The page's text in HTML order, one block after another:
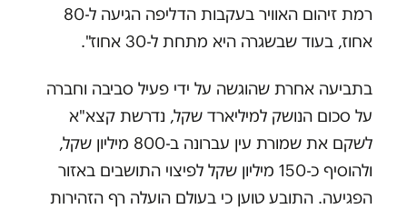
רמת זיהום האוויר בעקבות הדליפה הגיעה ל-80
אחוז, בעוד שבשגרה היא מתחת ל-30 אחוז".
בתביעה אחרת שהוגשה על ידי פעיל סביבה וחברה
על סכום הנושק למיליארד שקל, נדרשת קצא"א
לשקם את שמורת עין עברונה ב-800 מיליון שקל,
ולהוסיף כ-150 מיליון שקל לפיצוי התושבים באזור
הפגיעה. התובע טוען כי בעולם הועלה רף הזהירות